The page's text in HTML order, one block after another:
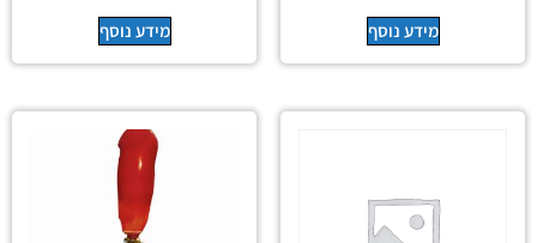
מידע נוסף מידע נוסף